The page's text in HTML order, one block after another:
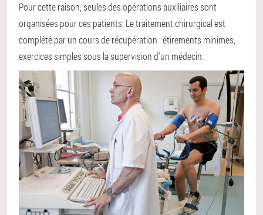
Pour cette raison, seules des opérations auxiliaires sont
organisées pour ces patients. Le traitement chirurgical est
complété par un cours de récupération : étirements minimes,
exercices simples sous la supervision d'un médecin.